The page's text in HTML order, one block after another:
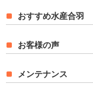
おすすめ水産合羽
お客様の声
メンテナンス